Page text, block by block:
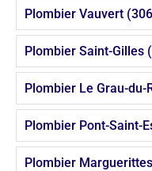
Plombier Vauvert
Plombier Saint-Gilles
Plombier Le Grau-du-
Plombier Pont-Saint-
Plombier